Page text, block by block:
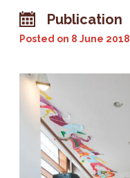
Publication
Posted on 8 June 2018